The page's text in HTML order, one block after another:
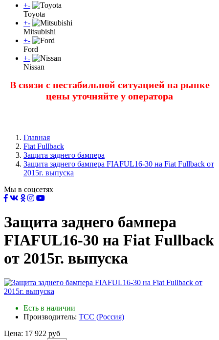
+-
Toyota
+-
Mitsubishi
+-
Ford
+-
Nissan
В связи с нестабильной ситуацией на рынке
цены уточняйте у оператора
Главная
Fiat Fullback
Защита заднего бампера
Защита заднего бампера FIAFUL16-30 на Fiat Fullback от
2015г. выпуска
Мы в соцсетях
Защита заднего бампера
FIAFUL16-30 на Fiat Fullback
от 2015г. выпуска
Есть в наличии
Производитель: ТСС (Россия)
Цена: 17 922 руб